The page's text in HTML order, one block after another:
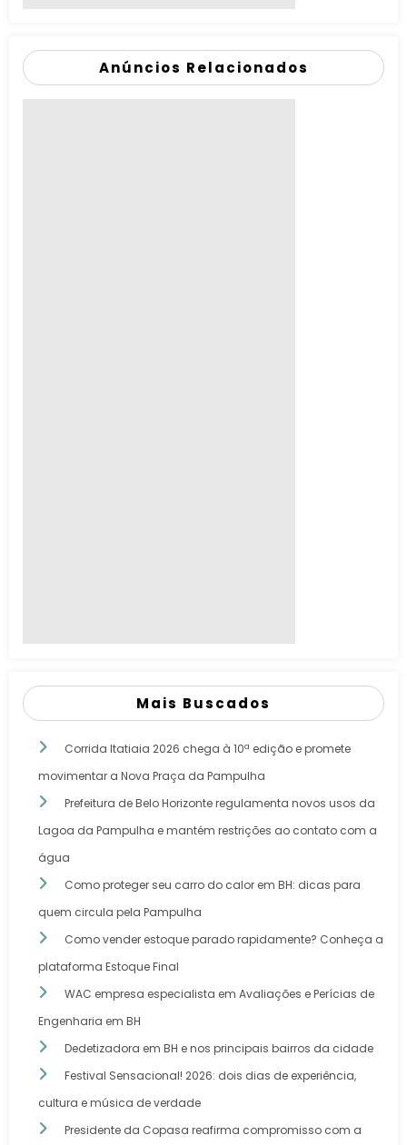
Anúncios Relacionados
Mais Buscados
Corrida Itatiaia 2026 chega à 10ª edição e promete
movimentar a Nova Praça da Pampulha
Prefeitura de Belo Horizonte regulamenta novos usos da
Lagoa da Pampulha e mantém restrições ao contato com a
água
Como proteger seu carro do calor em BH: dicas para
quem circula pela Pampulha
Como vender estoque parado rapidamente? Conheça a
plataforma Estoque Final
WAC empresa especialista em Avaliações e Perícias de
Engenharia em BH
Dedetizadora em BH e nos principais bairros da cidade
Festival Sensacional! 2026: dois dias de experiência,
cultura e música de verdade
Presidente da Copasa reafirma compromisso com a